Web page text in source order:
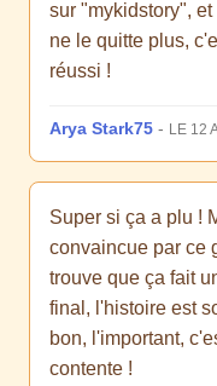
sur "mykidstory",
ne le quitte plus,
réussi !
Arya Stark75 - LE 12
Super si ça a plu !
convaincue par ce
trouve que ça fait
final, l'histoire est
bon, l'important,
contente !